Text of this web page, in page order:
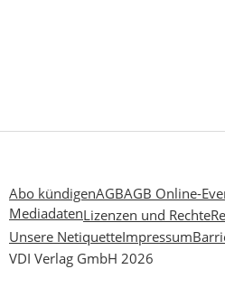
Abo kündigenAGBAGB Online-
MediadatenLizenzen und Rechte
Unsere NetiquetteImpressum
VDI Verlag GmbH 2026